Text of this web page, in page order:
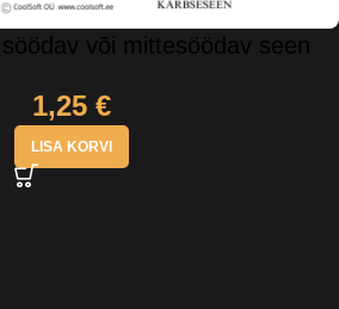
või mittesöödav seen
1,25 €
LISA KORVI